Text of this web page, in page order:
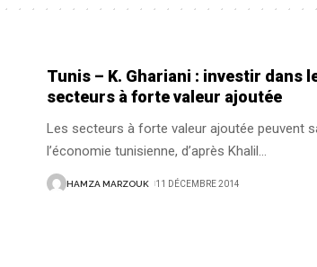
Tunis – K. Ghariani : investir dans
secteurs à forte valeur ajoutée
Les secteurs à forte valeur ajoutée peuvent
l’économie tunisienne, d’après Khalil…
HAMZA MARZOUK 11 DÉCEMBRE 2014